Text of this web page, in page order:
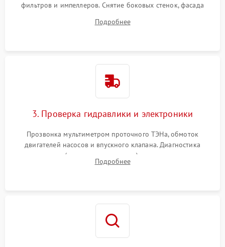
фильтров и импеллеров. Снятие боковых стенок, фасада
циркуляционному насосу, ТЭНу и сливной помпе.
Подробнее
3. Проверка гидравлики и электроники
Прозвонка мультиметром проточного ТЭНа, обмоток
двигателей насосов и впускного клапана. Диагностика
прессостата (датчика уровня воды), датчика мутности,
концевика дверцы и электронного модуля управления.
Подробнее